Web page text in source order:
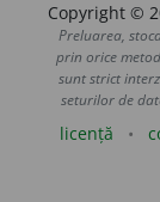
Copyright ©
Preluarea,
prin orice
sunt strict
seturilor de
licență